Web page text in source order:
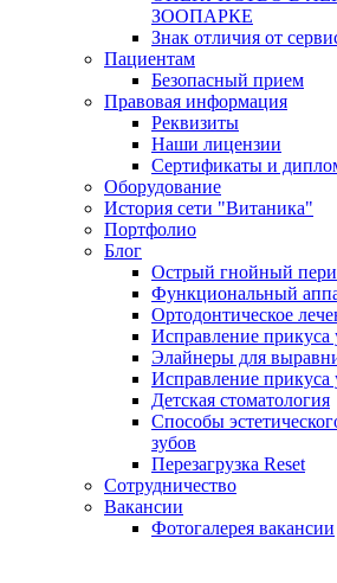
ЗООПАРКЕ
Знак отличия от
Пациентам
Безопасный прием
Правовая информация
Реквизиты
Наши лицензии
Сертификаты и
Оборудование
История сети "Витаника"
Портфолио
Блог
Острый гнойный
Функциональный
Ортодонтическое
Исправление прикуса
Элайнеры для
Исправление прикуса
Детская стоматология
Способы
зубов
Перезагрузка Reset
Сотрудничество
Вакансии
Фотогалерея вакансии